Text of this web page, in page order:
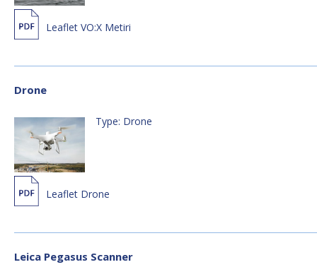
Leaflet VO:X Metiri
Drone
Type: Drone
Leaflet Drone
Leica Pegasus Scanner